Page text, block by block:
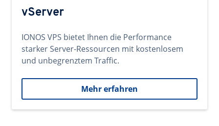
vServer
IONOS VPS bietet Ihnen die Performance
starker Server-Ressourcen mit kostenlosem
und unbegrenztem Traffic.
Mehr erfahren